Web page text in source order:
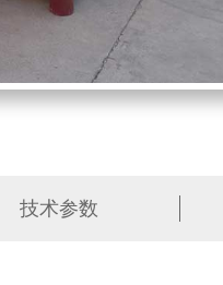
技术参数